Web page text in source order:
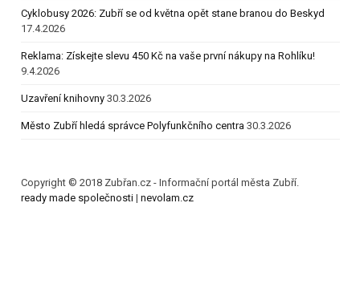
Cyklobusy 2026: Zubří se od května opět stane branou do Beskyd
17.4.2026
Reklama: Získejte slevu 450 Kč na vaše první nákupy na Rohlíku!
9.4.2026
Uzavření knihovny 30.3.2026
Město Zubří hledá správce Polyfunkčního centra 30.3.2026
Copyright © 2018 Zubřan.cz - Informační portál města Zubří.
ready made společnosti | nevolam.cz